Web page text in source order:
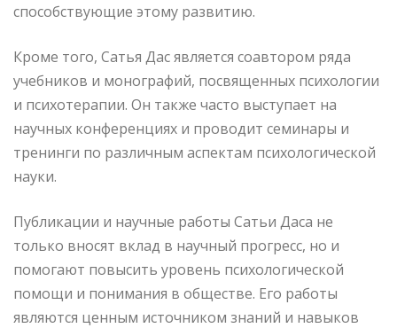
способствующие этому развитию.
Кроме того, Сатья Дас является соавтором ряда
учебников и монографий, посвященных психологии
и психотерапии. Он также часто выступает на
научных конференциях и проводит семинары и
тренинги по различным аспектам психологической
науки.
Публикации и научные работы Сатьи Даса не
только вносят вклад в научный прогресс, но и
помогают повысить уровень психологической
помощи и понимания в обществе. Его работы
являются ценным источником знаний и навыков